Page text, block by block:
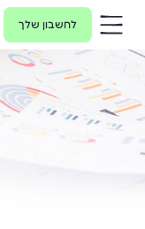
לחשבון שלך